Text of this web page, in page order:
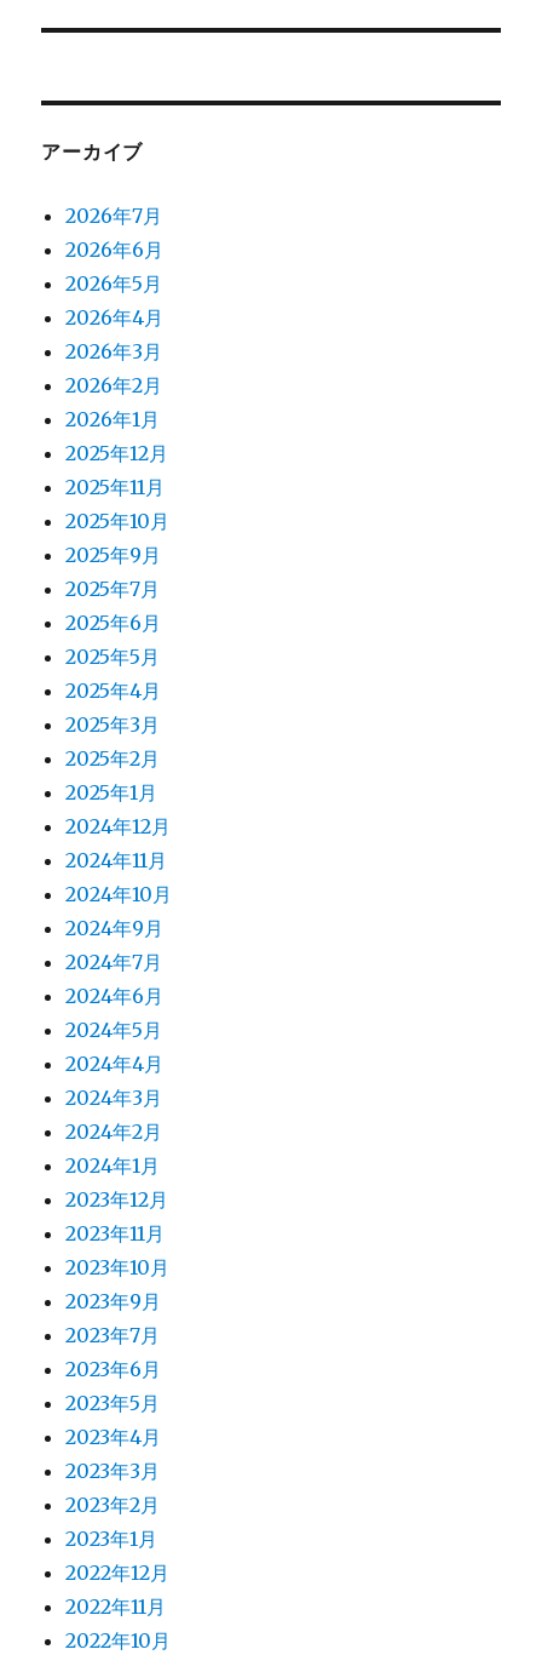
ー
投
アーカイブ
2026年7月
2026年6月
2026年5月
2026年4月
2026年3月
2026年2月
2026年1月
2025年12月
2025年11月
2025年10月
2025年9月
2025年7月
2025年6月
2025年5月
2025年4月
2025年3月
2025年2月
2025年1月
2024年12月
2024年11月
2024年10月
2024年9月
2024年7月
2024年6月
2024年5月
2024年4月
2024年3月
2024年2月
2024年1月
2023年12月
2023年11月
2023年10月
2023年9月
2023年7月
2023年6月
2023年5月
2023年4月
2023年3月
2023年2月
2023年1月
2022年12月
2022年11月
2022年10月